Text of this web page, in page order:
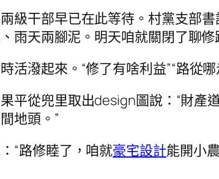
級干部早已在此等待。村黨支部
雨天兩腳泥。明天咱就關閉了聊修
活潑起來。“修了有啥利益”“路從
平從兜里取出design圖說：“財產
地頭。”
“路修睦了，咱就豪宅設計能開小